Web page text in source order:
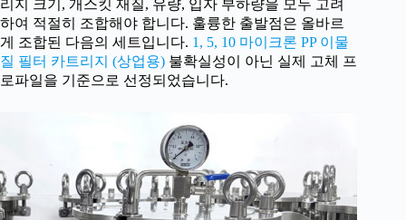
리지 크기, 개스킷 재질, 유량, 입자 부하량을 모두 고려
하여 적절히 조합해야 합니다. 훌륭한 출발점은 올바르
게 조합된 다음의 세트입니다. 1, 5, 10 마이크론 PP 이물
질 필터 카트리지 (상업용) 불확실성이 아닌 실제 고체 프
로파일을 기준으로 선정되었습니다.